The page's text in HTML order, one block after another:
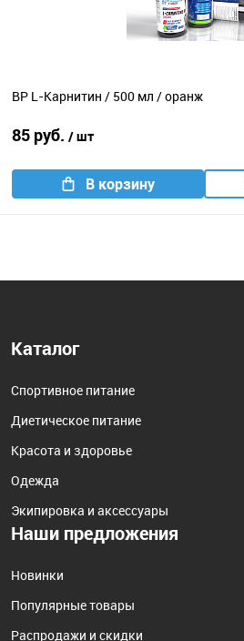
BP L-Карнитин / 500 мл / оранж
85 руб. / шт
В корзину
Каталог
Спортивное питание
Диетическое питание
Красота и здоровье
Одежда
Экипировка и аксессуары
Наши предложения
Новинки
Популярные товары
Распродажи и скидки